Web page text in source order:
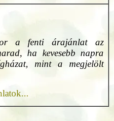
a fenti árajánlat az
ha kevesebb napra
mint a megjelölt